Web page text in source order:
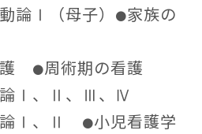
論Ⅰ（母子） ●家族の
●周術期の看護
論Ⅰ、Ⅱ、Ⅲ、Ⅳ
論Ⅰ、Ⅱ ●小児看護学